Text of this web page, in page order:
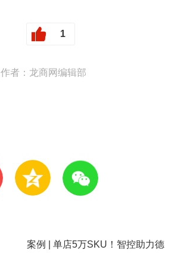
1
作者：龙商网编辑部
案例 | 单店5万SKU！智控助力德